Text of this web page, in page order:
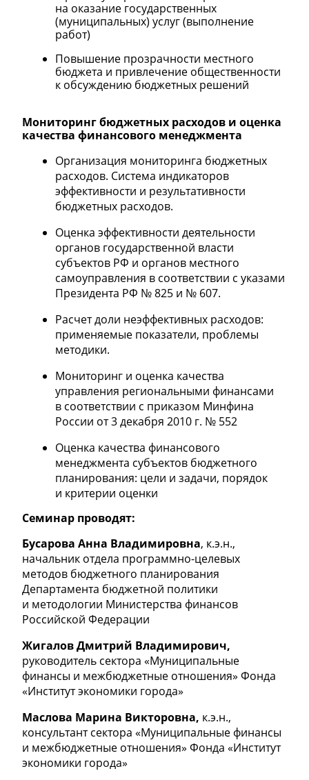
на оказание государственных
(муниципальных) услуг (выполнение
работ)
Повышение прозрачности местного
бюджета и привлечение общественности
к обсуждению бюджетных решений
Мониторинг бюджетных расходов и оценка
качества финансового менеджмента
Организация мониторинга бюджетных
расходов. Система индикаторов
эффективности и результативности
бюджетных расходов.
Оценка эффективности деятельности
органов государственной власти
субъектов РФ и органов местного
самоуправления в соответствии с указами
Президента РФ № 825 и № 607.
Расчет доли неэффективных расходов:
применяемые показатели, проблемы
методики.
Мониторинг и оценка качества
управления региональными финансами
в соответствии с приказом Минфина
России от 3 декабря 2010 г. № 552
Оценка качества финансового
менеджмента субъектов бюджетного
планирования: цели и задачи, порядок
и критерии оценки
Семинар проводят:
Бусарова Анна Владимировна, к.э.н.,
начальник отдела программно-целевых
методов бюджетного планирования
Департамента бюджетной политики
и методологии Министерства финансов
Российской Федерации
Жигалов Дмитрий Владимирович,
руководитель сектора «Муниципальные
финансы и межбюджетные отношения» Фонда
«Институт экономики города»
Маслова Марина Викторовна, к.э.н.,
консультант сектора «Муниципальные финансы
и межбюджетные отношения» Фонда «Институт
экономики города»